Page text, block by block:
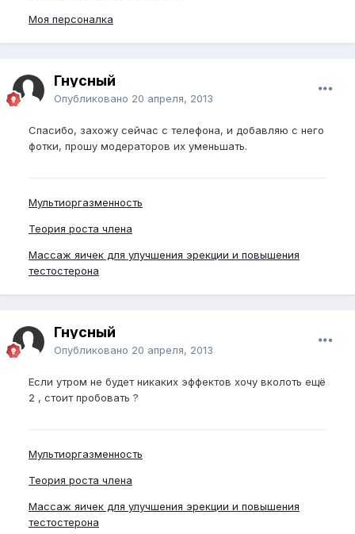
Моя персоналка
Гнусный
Опубликовано 20 апреля, 2013
Спасибо, захожу сейчас с телефона, и добавляю с него
фотки, прошу модераторов их уменьшать.
Мультиоргазменность
Теория роста члена
Массаж яичек для улучшения эрекции и повышения
тестостерона
Гнусный
Опубликовано 20 апреля, 2013
Если утром не будет никаких эффектов хочу вколоть ещё
2 , стоит пробовать ?
Мультиоргазменность
Теория роста члена
Массаж яичек для улучшения эрекции и повышения
тестостерона